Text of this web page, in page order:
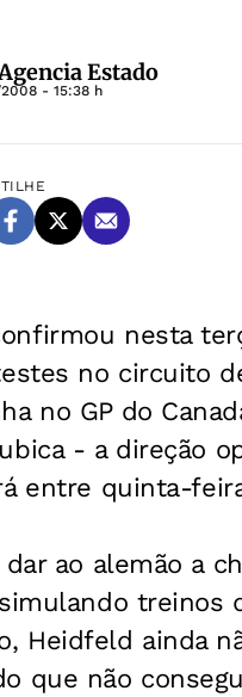
Estado
- 15:38 h
nesta
no circuito
no GP do
- a direção
entre quinta-
dar ao alemão a
treinos
Heidfeld ainda
que não